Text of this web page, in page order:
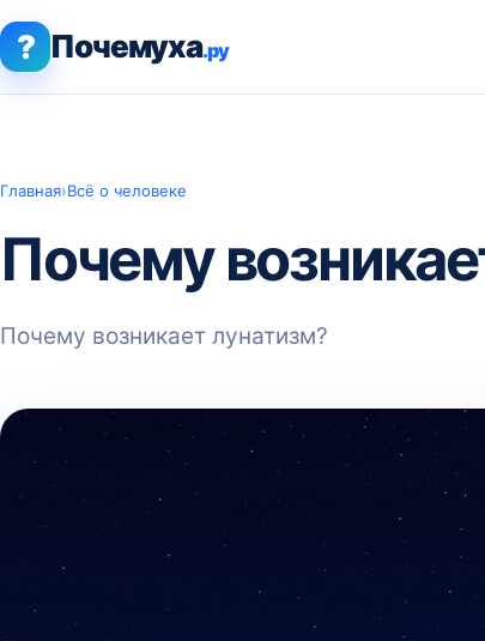
? Почемуха.ру
Главная›Всё о человеке
Почему
Почему возникает лунатизм?